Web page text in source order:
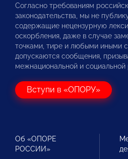
Согласно требованиям
законодательства, мы не
содержащие нецензурную
оскорбления, даже в случае
точками, тире и любыми иными
допускаются сообщения,
межнациональной и социальной
Вступи в «ОПОРУ»
Об «ОПОРЕ
РОССИИ»